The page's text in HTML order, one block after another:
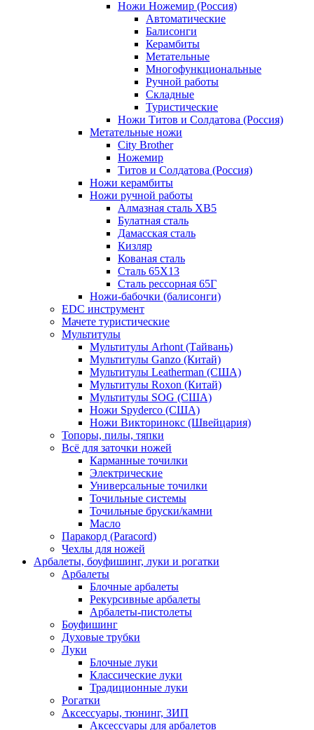
Ножи Ножемир (Россия)
Автоматические
Балисонги
Керамбиты
Метательные
Многофункциональные
Ручной работы
Складные
Туристические
Ножи Титов и Солдатова (Россия)
Метательные ножи
City Brother
Ножемир
Титов и Солдатова (Россия)
Ножи керамбиты
Ножи ручной работы
Алмазная сталь ХВ5
Булатная сталь
Дамасская сталь
Кизляр
Кованая сталь
Сталь 65Х13
Сталь рессорная 65Г
Ножи-бабочки (балисонги)
EDC инструмент
Мачете туристические
Мультитулы
Мультитулы Arhont (Тайвань)
Мультитулы Ganzo (Китай)
Мультитулы Leatherman (США)
Мультитулы Roxon (Китай)
Мультитулы SOG (США)
Ножи Spyderco (США)
Ножи Викторинокс (Швейцария)
Топоры, пилы, тяпки
Всё для заточки ножей
Карманные точилки
Электрические
Универсальные точилки
Точильные системы
Точильные бруски/камни
Масло
Паракорд (Paracord)
Чехлы для ножей
Арбалеты, боуфишинг, луки и рогатки
Арбалеты
Блочные арбалеты
Рекурсивные арбалеты
Арбалеты-пистолеты
Боуфишинг
Духовые трубки
Луки
Блочные луки
Классические луки
Традиционные луки
Рогатки
Аксессуары, тюнинг, ЗИП
Аксессуары для арбалетов